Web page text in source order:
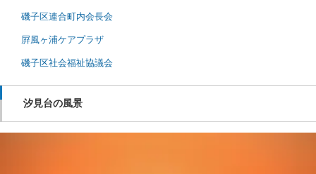
磯子区連合町内会長会
屛風ヶ浦ケアプラザ
磯子区社会福祉協議会
汐見台の風景